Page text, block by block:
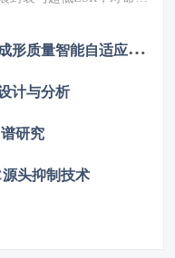
国产化替代。
耦
合精准有限元仿真的扁线电机成形质量智能自适应管控数字孪生系统
计与分析
研究
头抑制技术